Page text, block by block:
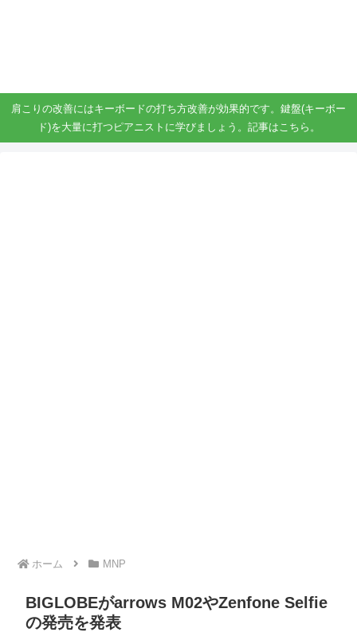
肩こりの改善にはキーボードの打ち方改善が効果的です。鍵盤(キーボー
ド)を大量に打つピアニストに学びましょう。記事はこちら。
ホーム MNP
BIGLOBEがarrows M02やZenfone Selfie
の発売を発表